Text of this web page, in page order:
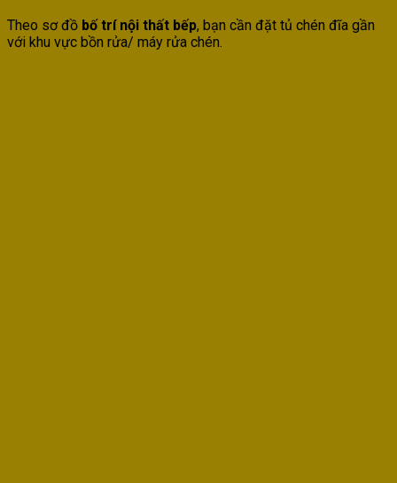
Theo sơ đồ bố trí nội thất bếp, bạn cần đặt tủ chén đĩa gần
với khu vực bồn rửa/ máy rửa chén.